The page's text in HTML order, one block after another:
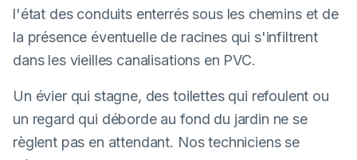
l'état des conduits enterrés sous les chemins et de
la présence éventuelle de racines qui s'infiltrent
dans les vieilles canalisations en PVC.
Un évier qui stagne, des toilettes qui refoulent ou
un regard qui déborde au fond du jardin ne se
règlent pas en attendant. Nos techniciens se